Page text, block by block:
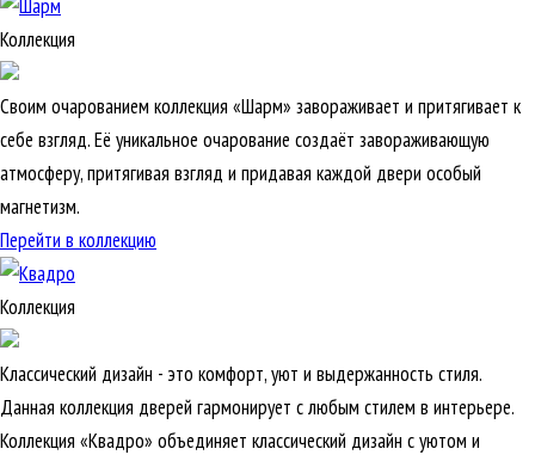
Коллекция
Своим очарованием коллекция «Шарм» завораживает и притягивает к
себе взгляд. Её уникальное очарование создаёт завораживающую
атмосферу, притягивая взгляд и придавая каждой двери особый
магнетизм.
Перейти в коллекцию
Коллекция
Классический дизайн - это комфорт, уют и выдержанность стиля.
Данная коллекция дверей гармонирует с любым стилем в интерьере.
Коллекция «Квадро» объединяет классический дизайн с уютом и